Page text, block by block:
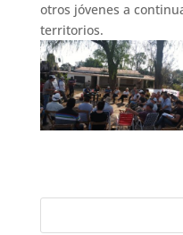
otros jóvenes a
territorios.